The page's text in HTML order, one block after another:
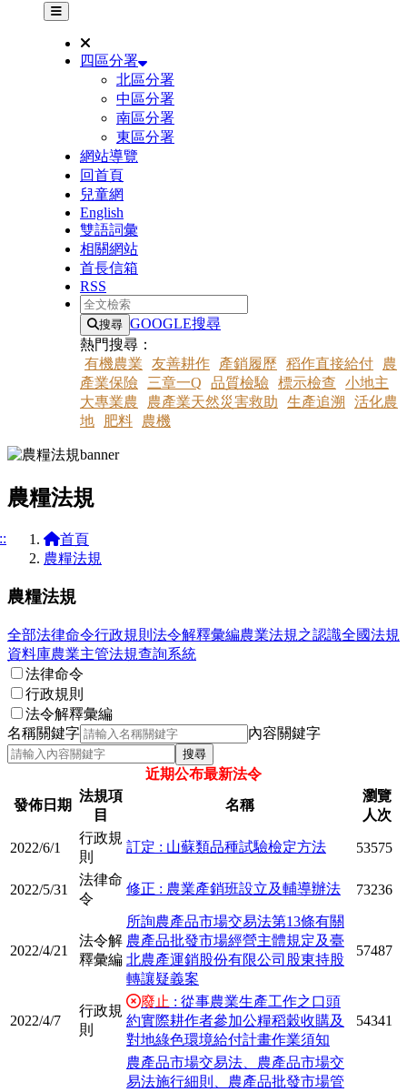
其他網站選單
四區分署
北區分署
中區分署
南區分署
東區分署
網站導覽
回首頁
兒童網
English
雙語詞彙
相關網站
首長信箱
RSS
全文檢索
搜尋 GOOGLE搜尋
熱門搜尋：
有機農業
友善耕作 產銷履歷 稻作直接給付
農
產業保險
三章一Q 品質檢驗 標示檢查
小地主
大專業農
農產業天然災害救助 生產追溯
活化農
地
肥料 農機
農糧法規
首頁
農糧法規
農糧法規
全部法律命令行政規則 法令解釋彙編農業法規之認識全國法規
資料庫農業主管法規查詢系統
法律命令
行政規則
法令解釋彙編
名稱關鍵字
內容關鍵字
搜尋
近期公布最新法令
發佈日期
法規項
目
名稱
瀏覽
人次
2022/6/1
行政規
則
訂定 : 山蘇類品種試驗檢定方法 53575
2022/5/31
法律命
令
修正 : 農業產銷班設立及輔導辦法 73236
2022/4/21
法令解
釋彙編
所詢農產品市場交易法第13條有關
農產品批發市場經營主體規定及臺
北農產運銷股份有限公司股東持股
轉讓疑義案
57487
2022/4/7
行政規
則
廢止 : 從事農業生產工作之口頭
約實際耕作者參加公糧稻穀收購及
對地綠色環境給付計畫作業須知
54341
農產品市場交易法、農產品市場交
易法施行細則、農產品批發市場管